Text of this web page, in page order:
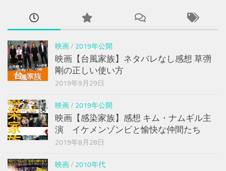
映画/ 2019年公開
映画【台風家族】ネタバレなし感想 草彅
剛の正しい使い方
2019年9月29日
映画/ 2019年公開
映画【感染家族】感想 キム・ナムギル主
演 イケメンゾンビと愉快な仲間たち
2019年8月28日
映画/ 2010年代